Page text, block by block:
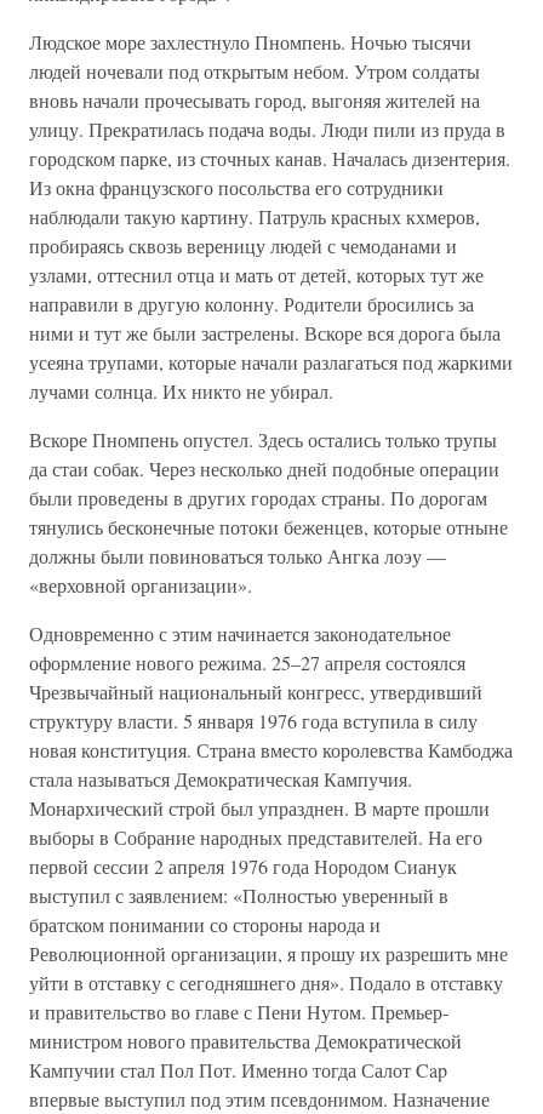
Людское море захлестнуло Пномпень. Ночью тысячи
людей ночевали под открытым небом. Утром солдаты
вновь начали прочесывать город, выгоняя жителей на
улицу. Прекратилась подача воды. Люди пили из пруда в
городском парке, из сточных канав. Началась дизентерия.
Из окна французского посольства его сотрудники
наблюдали такую картину. Патруль красных кхмеров,
пробираясь сквозь вереницу людей с чемоданами и
узлами, оттеснил отца и мать от детей, которых тут же
направили в другую колонну. Родители бросились за
ними и тут же были застрелены. Вскоре вся дорога была
усеяна трупами, которые начали разлагаться под жаркими
лучами солнца. Их никто не убирал.
Вскоре Пномпень опустел. Здесь остались только трупы
да стаи собак. Через несколько дней подобные операции
были проведены в других городах страны. По дорогам
тянулись бесконечные потоки беженцев, которые отныне
должны были повиноваться только Ангка лоэу —
«верховной организации».
Одновременно с этим начинается законодательное
оформление нового режима. 25–27 апреля состоялся
Чрезвычайный национальный конгресс, утвердивший
структуру власти. 5 января 1976 года вступила в силу
новая конституция. Страна вместо королевства Камбоджа
стала называться Демократическая Кампучия.
Монархический строй был упразднен. В марте прошли
выборы в Собрание народных представителей. На его
первой сессии 2 апреля 1976 года Нородом Сианук
выступил с заявлением: «Полностью уверенный в
братском понимании со стороны народа и
Революционной организации, я прошу их разрешить мне
уйти в отставку с сегодняшнего дня». Подало в отставку
и правительство во главе с Пени Нутом. Премьер-
министром нового правительства Демократической
Кампучии стал Пол Пот. Именно тогда Салот Cap
впервые выступил под этим псевдонимом. Назначение